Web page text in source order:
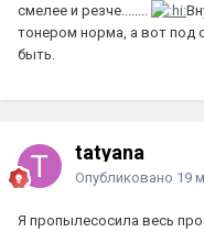
смелее и резче........
тонером норма, а вот под
быть.
tatyana
Опубликовано 19
Я пропылесосила весь